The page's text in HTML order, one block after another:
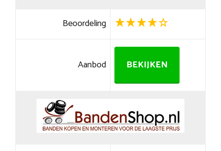
Beoordeling
Aanbod BEKIJKEN